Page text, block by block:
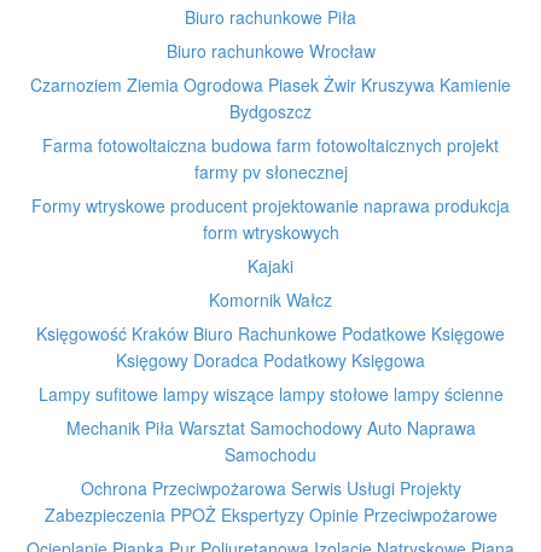
Biuro rachunkowe Piła
Biuro rachunkowe Wrocław
Czarnoziem Ziemia Ogrodowa Piasek Żwir Kruszywa Kamienie
Bydgoszcz
Farma fotowoltaiczna budowa farm fotowoltaicznych projekt
farmy pv słonecznej
Formy wtryskowe producent projektowanie naprawa produkcja
form wtryskowych
Kajaki
Komornik Wałcz
Księgowość Kraków Biuro Rachunkowe Podatkowe Księgowe
Księgowy Doradca Podatkowy Księgowa
Lampy sufitowe lampy wiszące lampy stołowe lampy ścienne
Mechanik Piła Warsztat Samochodowy Auto Naprawa
Samochodu
Ochrona Przeciwpożarowa Serwis Usługi Projekty
Zabezpieczenia PPOŻ Ekspertyzy Opinie Przeciwpożarowe